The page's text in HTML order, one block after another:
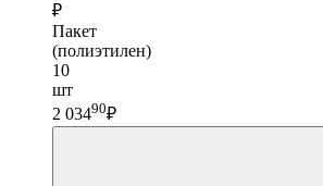
₽
Пакет
(полиэтилен)
10
шт
2 03490₽